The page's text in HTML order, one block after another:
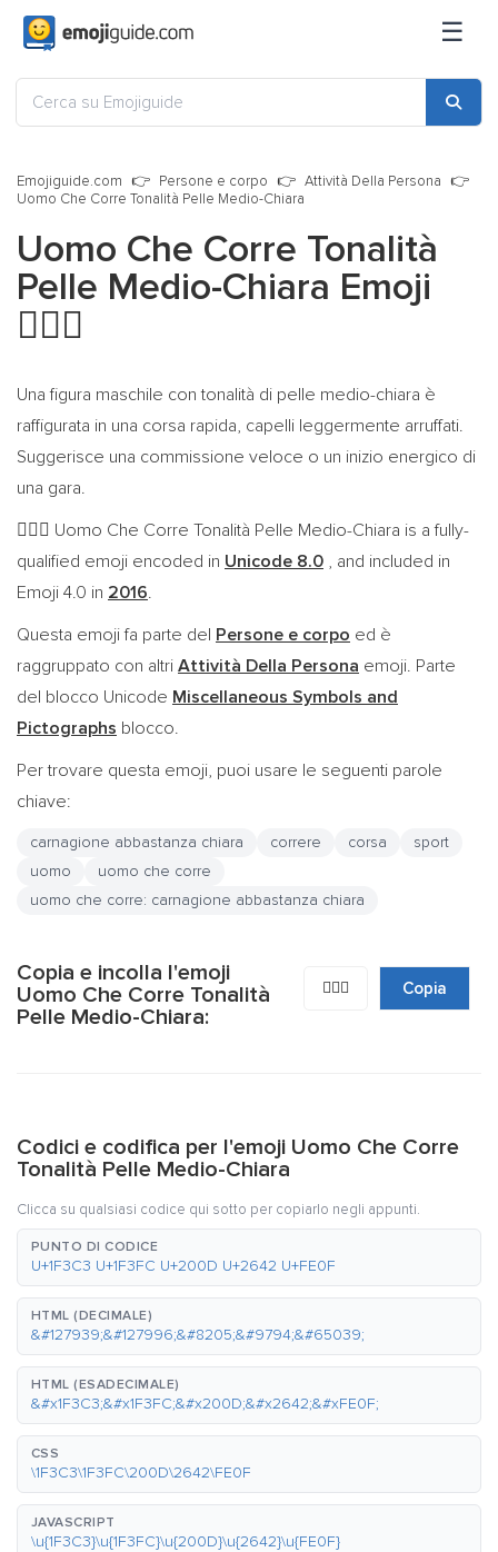
☰
Emojiguide.com Persone e corpo
Attività Della Persona
Uomo Che Corre Tonalità Pelle Medio-Chiara
Uomo Che Corre Tonalità
Pelle Medio-Chiara Emoji
🏃🏼‍♂️
Una figura maschile con tonalità di pelle medio-chiara è
raffigurata in una corsa rapida, capelli leggermente arruffati.
Suggerisce una commissione veloce o un inizio energico di
una gara.
🏃🏼‍♂️ Uomo Che Corre Tonalità Pelle Medio-Chiara is a fully-
qualified emoji encoded in Unicode 8.0 , and included in
Emoji 4.0 in 2016.
Questa emoji fa parte del Persone e corpo ed è
raggruppato con altri Attività Della Persona emoji. Parte
del blocco Unicode Miscellaneous Symbols and
Pictographs blocco.
Per trovare questa emoji, puoi usare le seguenti parole
chiave:
carnagione abbastanza chiara correre corsa
sport
uomo
uomo che corre
uomo che corre: carnagione abbastanza chiara
Copia e incolla l'emoji
Uomo Che Corre Tonalità
Pelle Medio-Chiara:
🏃🏼‍♂️ Copia
Codici e codifica per l'emoji Uomo Che Corre
Tonalità Pelle Medio-Chiara
Clicca su qualsiasi codice qui sotto per copiarlo negli appunti.
PUNTO DI CODICE
U+1F3C3 U+1F3FC U+200D U+2642 U+FE0F
HTML (DECIMALE)
&#127939;&#127996;&#8205;&#9794;&#65039;
HTML (ESADECIMALE)
&#x1F3C3;&#x1F3FC;&#x200D;&#x2642;&#xFE0F;
CSS
\1F3C3\1F3FC\200D\2642\FE0F
JAVASCRIPT
\u{1F3C3}\u{1F3FC}\u{200D}\u{2642}\u{FE0F}